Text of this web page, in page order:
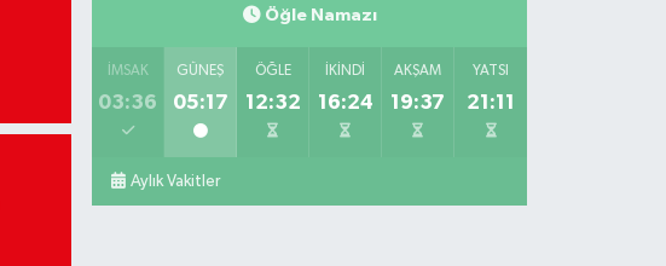
Öğle Namazı
İMSAK
03:36
GÜNEŞ
05:17
ÖĞLE
12:32
İKINDI
16:24
AKŞAM
19:37
YATSI
21:11
Aylık Vakitler